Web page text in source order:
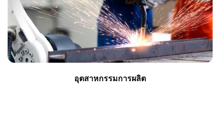
อุตสาหกรรมการผลิต